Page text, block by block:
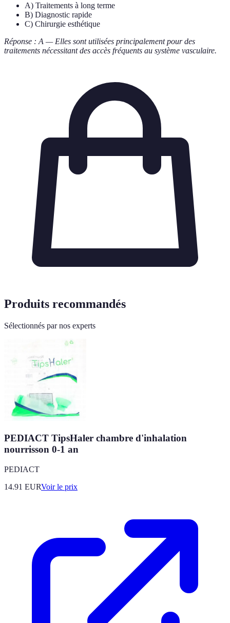
A) Traitements à long terme
B) Diagnostic rapide
C) Chirurgie esthétique
Réponse : A — Elles sont utilisées principalement pour des
traitements nécessitant des accès fréquents au système vasculaire.
Produits recommandés
Sélectionnés par nos experts
PEDIACT TipsHaler chambre d'inhalation
nourrisson 0-1 an
PEDIACT
14.91 EURVoir le prix